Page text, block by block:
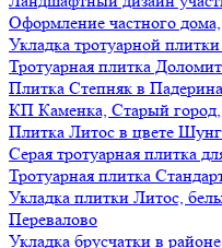
Оформление частного
Укладка тротуарной
Тротуарная плитка
Плитка Степняк в Падерина
КП Каменка, Старый
Плитка Литос в цвете
Серая тротуарная плитка
Тротуарная плитка
Укладка плитки Литос,
Перевалово
Укладка брусчатки в